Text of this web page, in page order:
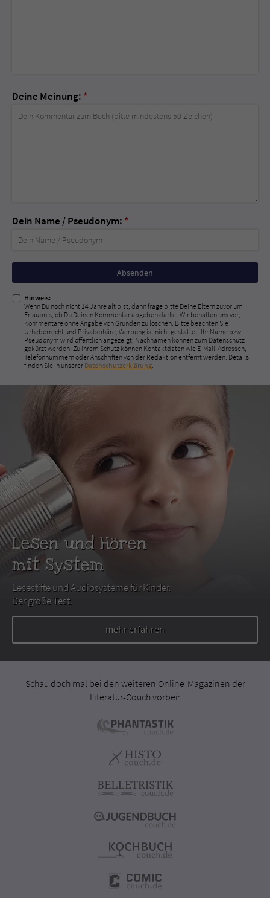
Deine Meinung: *
Dein Name / Pseudonym: *
Nicht
ausfüllen!
Hinweis:
Wenn Du noch nicht 14 Jahre alt bist, dann frage bitte Deine Eltern zuvor um
Erlaubnis, ob Du Deinen Kommentar abgeben darfst. Wir behalten uns vor,
Kommentare ohne Angabe von Gründen zu löschen. Bitte beachten Sie
Urheberrecht und Privatsphäre; Werbung ist nicht gestattet. Ihr Name bzw.
Pseudonym wird öffentlich angezeigt; Nachnamen können zum Datenschutz
gekürzt werden. Zu Ihrem Schutz können Kontaktdaten wie E-Mail-Adressen,
Telefonnummern oder Anschriften von der Redaktion entfernt werden. Details
finden Sie in unserer Datenschutzerklärung.
Lesen und Hören
mit System
Lesestifte und Audiosysteme für Kinder.
Der große Test.
mehr erfahren
Schau doch mal bei den weiteren Online-Magazinen der
Literatur-Couch vorbei: